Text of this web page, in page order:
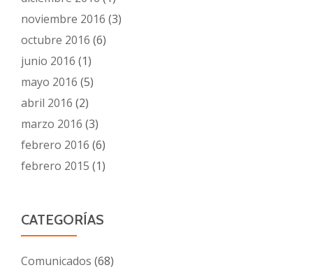
noviembre 2016 (3)
octubre 2016 (6)
junio 2016 (1)
mayo 2016 (5)
abril 2016 (2)
marzo 2016 (3)
febrero 2016 (6)
febrero 2015 (1)
CATEGORÍAS
Comunicados (68)